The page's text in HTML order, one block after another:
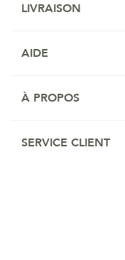
LIVRAISON
AIDE
À PROPOS
SERVICE CLIENT